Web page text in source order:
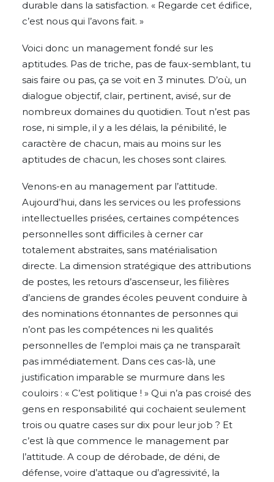
durable dans la satisfaction. « Regarde cet édifice,
c’est nous qui l’avons fait. »
Voici donc un management fondé sur les
aptitudes. Pas de triche, pas de faux-semblant, tu
sais faire ou pas, ça se voit en 3 minutes. D’où, un
dialogue objectif, clair, pertinent, avisé, sur de
nombreux domaines du quotidien. Tout n’est pas
rose, ni simple, il y a les délais, la pénibilité, le
caractère de chacun, mais au moins sur les
aptitudes de chacun, les choses sont claires.
Venons-en au management par l’attitude.
Aujourd’hui, dans les services ou les professions
intellectuelles prisées, certaines compétences
personnelles sont difficiles à cerner car
totalement abstraites, sans matérialisation
directe. La dimension stratégique des attributions
de postes, les retours d’ascenseur, les filières
d’anciens de grandes écoles peuvent conduire à
des nominations étonnantes de personnes qui
n’ont pas les compétences ni les qualités
personnelles de l’emploi mais ça ne transparaît
pas immédiatement. Dans ces cas-là, une
justification imparable se murmure dans les
couloirs : « C’est politique ! » Qui n’a pas croisé des
gens en responsabilité qui cochaient seulement
trois ou quatre cases sur dix pour leur job ? Et
c’est là que commence le management par
l’attitude. A coup de dérobade, de déni, de
défense, voire d’attaque ou d’agressivité, la